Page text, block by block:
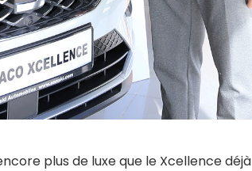
plus de luxe que le Xcellence déjà